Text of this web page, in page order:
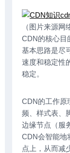
（图片来源网
CDN的核心目
基本思路是尽
速度和稳定性
稳定。
CDN的工作原
频、样式表、
边缘节点（服
CDN会智能地
点上，从而减